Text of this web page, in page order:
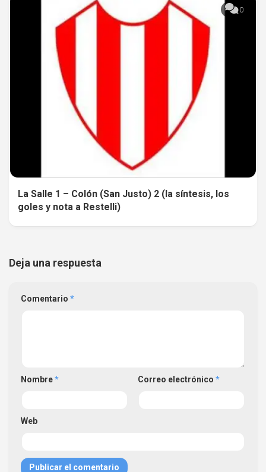
0
La Salle 1 – Colón (San Justo) 2 (la síntesis, los
goles y nota a Restelli)
Deja una respuesta
Comentario *
Nombre* Correo electrónico *
Web